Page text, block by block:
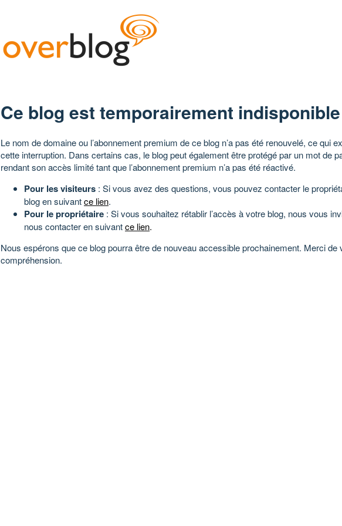
Ce blog est temporairement indisponible
Le nom de domaine ou l’abonnement premium de ce blog n’a pas été renouvelé, ce qui
cette interruption. Dans certains cas, le blog peut également être protégé par un mot de
rendant son accès limité tant que l’abonnement premium n’a pas été réactivé.
Pour les visiteurs : Si vous avez des questions, vous pouvez contacter le
blog en suivantce lien.
Pour le propriétaire : Si vous souhaitez rétablir l’accès à votre blog, nous vous
nous contacter en suivantce lien.
Nous espérons que ce blog pourra être de nouveau accessible prochainement. Merci de
compréhension.